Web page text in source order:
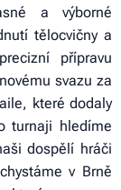
a výborné
tělocvičny a
přípravu
svazu za
které dodaly
turnaji hledíme
dospělí hráči
v Brně